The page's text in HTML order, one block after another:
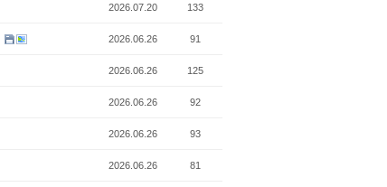
2026.07.20 133
2026.06.26 91
2026.06.26 125
2026.06.26 92
2026.06.26 93
2026.06.26 81